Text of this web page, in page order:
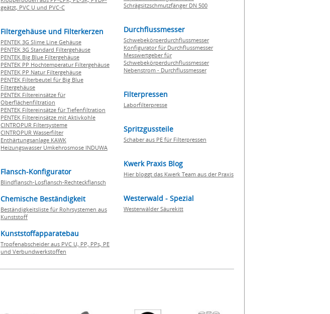
geätzt, PVC U und PVC-C
Filtergehäuse und Filterkerzen
PENTEK 3G Slime Line Gehäuse
PENTEK 3G Standard Filtergehäuse
PENTEK Big Blue Filtergehäuse
PENTEK PP Hochtemperatur Filtergehäuse
PENTEK PP Natur Filtergehäuse
PENTEK Filterbeutel für Big Blue
Filtergehäuse
PENTEK Filtereinsätze für
Oberflächenfiltration
PENTEK Filtereinsätze für Tiefenfiltration
PENTEK Filtereinsätze mit Aktivkohle
CINTROPUR Filtersysteme
CINTROPUR Wasserfilter
Enthärtungsanlage KAWK
Heizungswasser Umkehrosmose INDUWA
Flansch-Konfigurator
Blindflansch-Losflansch-Rechteckflansch
Chemische Beständigkeit
Beständigkeitsliste für Rohrsystemen aus
Kunststoff
Kunststoffapparatebau
Tropfenabscheider aus PVC U, PP, PPs, PE
und Verbundwerkstoffen
Schrägsitzschmutzfänger DN 500
Durchflussmesser
Schwebekörperdurchflussmesser
Konfigurator für Durchflussmesser
Messwertgeber für
Schwebekörperdurchflussmesser
Nebenstrom - Durchflussmesser
Filterpressen
Laborfilterpresse
Spritzgussteile
Schaber aus PE für Filterpressen
Kwerk Praxis Blog
Hier bloggt das Kwerk Team aus der Praxis
Westerwald - Spezial
Westerwälder Säurekitt